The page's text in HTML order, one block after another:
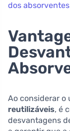
dos
Ao considerar o
reutilizáveis, é
desvantagens